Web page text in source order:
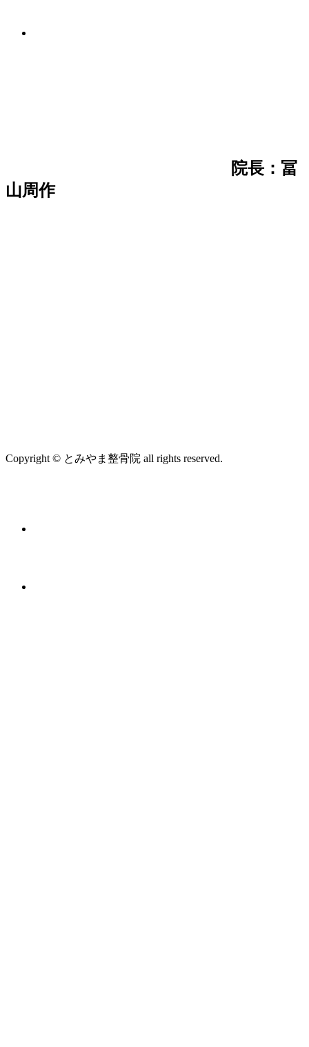
院長：冨
山周作
Copyright © とみやま整骨院 all rights reserved.